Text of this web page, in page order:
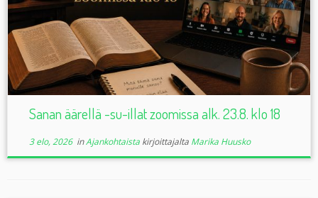
Sanan äärellä -su-illat zoomissa alk. 23.8. klo 18
3 elo, 2026inAjankohtaista kirjoittajalta Marika Huusko